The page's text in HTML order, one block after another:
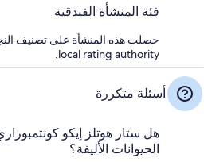
فئة المنشأة الفندقية
local rating authority.
أسئلة متكررة
هل ستار هوتلز إيكو
الحيوانات الأليفة؟